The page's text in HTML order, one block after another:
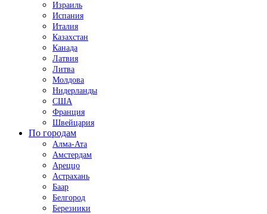
Израиль
Испания
Италия
Казахстан
Канада
Латвия
Литва
Молдова
Нидерланды
США
Франция
Швейцария
По городам
Алма-Ата
Амстердам
Ареццо
Астрахань
Баар
Белгород
Березники